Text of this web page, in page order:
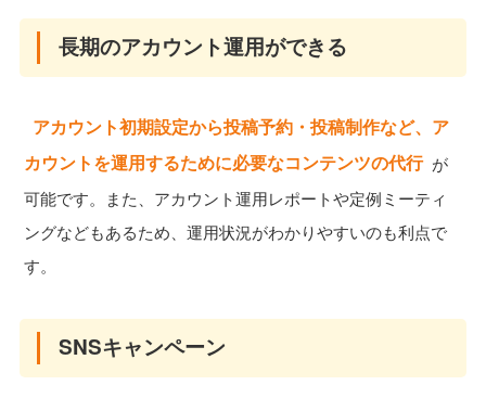
長期のアカウント運用ができる
アカウント初期設定から投稿予約・投稿制作など、ア
カウントを運用するために必要なコンテンツの代行 が
可能です。また、アカウント運用レポートや定例ミーティ
ングなどもあるため、運用状況がわかりやすいのも利点で
す。
SNSキャンペーン